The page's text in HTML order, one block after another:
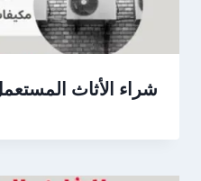
شراء الأثاث